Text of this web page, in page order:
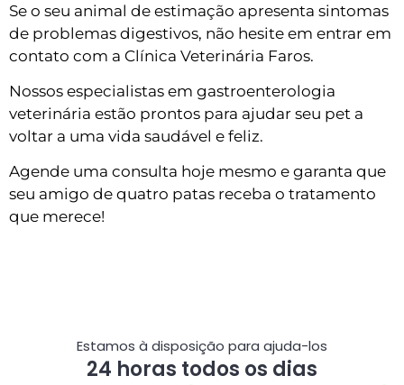
Se o seu animal de estimação apresenta sintomas
de problemas digestivos, não hesite em entrar em
contato com a Clínica Veterinária Faros.
Nossos especialistas em gastroenterologia
veterinária estão prontos para ajudar seu pet a
voltar a uma vida saudável e feliz.
Agende uma consulta hoje mesmo e garanta que
seu amigo de quatro patas receba o tratamento
que merece!
Estamos à disposição para ajuda-los
24 horas todos os dias